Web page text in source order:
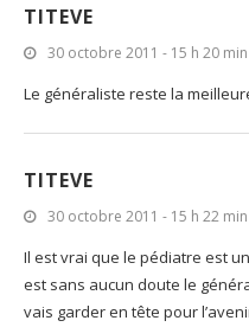
TITEVE
30 octobre 2011 - 15 h 20 min
Le généraliste reste la
TITEVE
30 octobre 2011 - 15 h 22 min
Il est vrai que le pédiatre est
est sans aucun doute le
vais garder en tête pour